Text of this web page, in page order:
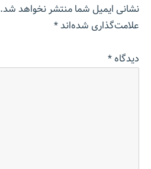
نشانی ایمیل شما منتشر نخواهد شد.
علامت‌گذاری شده‌اند*
دیدگاه*